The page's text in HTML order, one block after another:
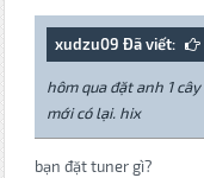
xudzu09 Đã viết:
hôm qua đặt anh 1
mới có lại. hix
bạn đặt tuner gì?